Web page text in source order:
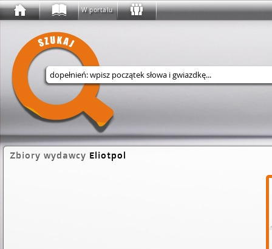
W portalu
Wyszukaj w serwisie
Zbiory wydawcy Eliotpol